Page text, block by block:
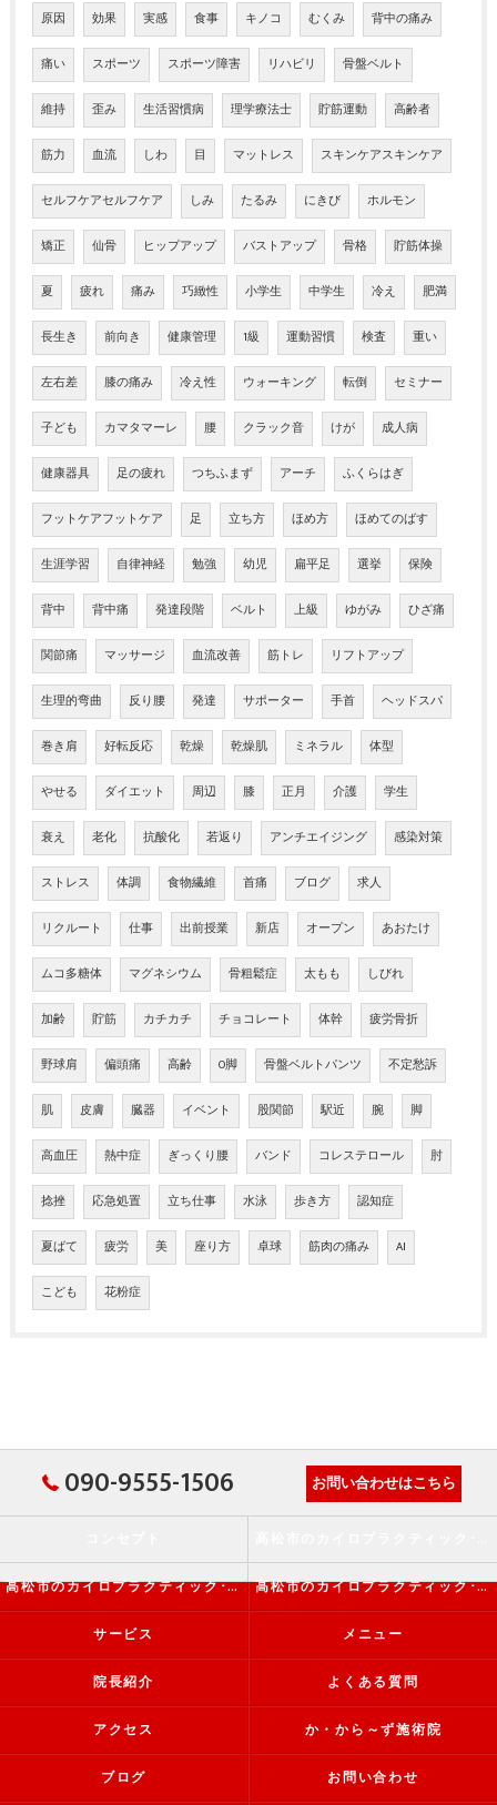
原因 効果 実感 食事 キノコ むくみ 背中の痛み
痛い スポーツ スポーツ障害 リハビリ 骨盤ベルト
維持 歪み 生活習慣病 理学療法士 貯筋運動 高齢者
筋力 血流 しわ 目 マットレス スキンケアスキンケア
セルフケアセルフケア しみ たるみ にきび ホルモン
矯正 仙骨 ヒップアップ バストアップ 骨格 貯筋体操
夏 疲れ 痛み 巧緻性 小学生 中学生 冷え 肥満
長生き 前向き 健康管理 1級 運動習慣 検査 重い
左右差 膝の痛み 冷え性 ウォーキング 転倒 セミナー
子ども カマタマーレ 腰 クラック音 けが 成人病
健康器具 足の疲れ つちふまず アーチ ふくらはぎ
フットケアフットケア 足 立ち方 ほめ方 ほめてのばす
生涯学習 自律神経 勉強 幼児 扁平足 選挙 保険
背中 背中痛 発達段階 ベルト 上級 ゆがみ ひざ痛
関節痛 マッサージ 血流改善 筋トレ リフトアップ
生理的弯曲 反り腰 発達 サポーター 手首 ヘッドスパ
巻き肩 好転反応 乾燥 乾燥肌 ミネラル 体型
やせる ダイエット 周辺 膝 正月 介護 学生
衰え 老化 抗酸化 若返り アンチエイジング 感染対策
ストレス 体調 食物繊維 首痛 ブログ 求人
リクルート 仕事 出前授業 新店 オープン あおたけ
ムコ多糖体 マグネシウム 骨粗鬆症 太もも しびれ
加齢 貯筋 カチカチ チョコレート 体幹 疲労骨折
野球肩 偏頭痛 高齢 O脚 骨盤ベルトパンツ 不定愁訴
肌 皮膚 臓器 イベント 股関節 駅近 腕 脚
高血圧 熱中症 ぎっくり腰 バンド コレステロール 肘
捻挫 応急処置 立ち仕事 水泳 歩き方 認知症
夏ばて 疲労 美 座り方 卓球 筋肉の痛み AI
こども 花粉症
090-9555-1506 お問い合わせはこちら
高松市のカイロプラクティック･か・から～ず施術院の評判 高松市のカイロプラクティック･か・から～ず施術院のお客様の声
サービス メニュー
院長紹介 よくある質問
アクセス か・から～ず施術院
ブログ お問い合わせ